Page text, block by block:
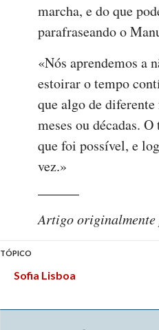
marcha, e do que
parafraseando o
«Nós aprendemos a
estoirar o tempo
que algo de
meses ou décadas.
que foi possível, e
vez.»
Artigo originalmente
TÓPICO
Sofia Lisboa